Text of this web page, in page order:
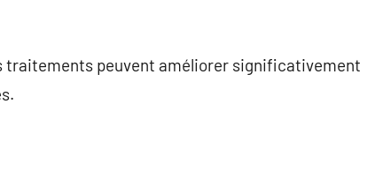
traitements peuvent améliorer significativement